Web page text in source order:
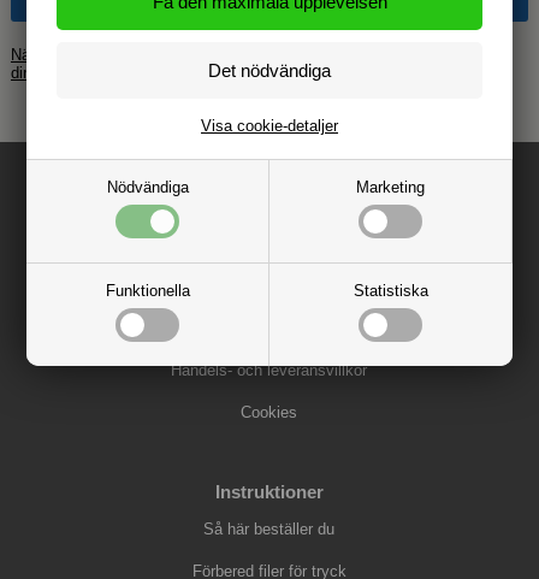
Nödvändiga Marketing
Funktionella Statistiska
Visa cookie-detaljer
När du anmäler dig accepterar du vår personuppgiftspolicy – vi hanterar
dina uppgifter med omsorg.
Kontakta LetUsPrint.se
Handels- och leveransvillkor
Cookies
Instruktioner
Så här beställer du
Förbered filer för tryck